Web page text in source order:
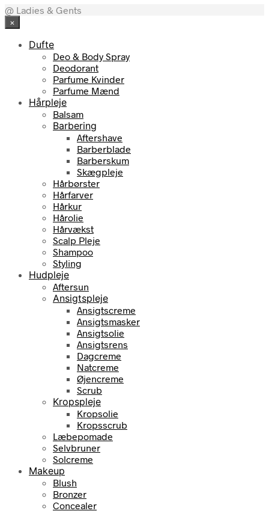
@ Ladies & Gents
×
Dufte
Deo & Body Spray
Deodorant
Parfume Kvinder
Parfume Mænd
Hårpleje
Balsam
Barbering
Aftershave
Barberblade
Barberskum
Skægpleje
Hårbørster
Hårfarver
Hårkur
Hårolie
Hårvækst
Scalp Pleje
Shampoo
Styling
Hudpleje
Aftersun
Ansigtspleje
Ansigtscreme
Ansigtsmasker
Ansigtsolie
Ansigtsrens
Dagcreme
Natcreme
Øjencreme
Scrub
Kropspleje
Kropsolie
Kropsscrub
Læbepomade
Selvbruner
Solcreme
Makeup
Blush
Bronzer
Concealer